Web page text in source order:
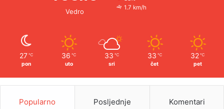
Vedro
1.7 km/h
27 ℃
pon
36 ℃
uto
33 ℃
sri
33 ℃
čet
32 ℃
pet
Popularno Posljednje Komentari